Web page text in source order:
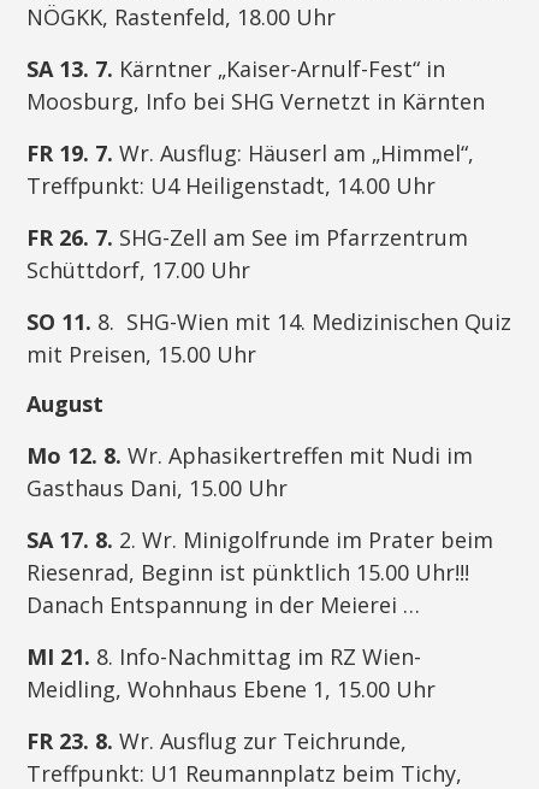
NÖGKK, Rastenfeld, 18.00 Uhr
SA 13. 7. Kärntner „Kaiser-Arnulf-Fest“ in
Moosburg, Info bei SHG Vernetzt in Kärnten
FR 19. 7.Wr. Ausflug: Häuserl am „Himmel“,
Treffpunkt: U4 Heiligenstadt, 14.00 Uhr
FR 26. 7. SHG-Zell am See im Pfarrzentrum
Schüttdorf, 17.00 Uhr
SO 11. 8. SHG-Wien mit 14. Medizinischen Quiz
mit Preisen, 15.00 Uhr
August
Mo 12. 8.Wr. Aphasikertreffen mit Nudi im
Gasthaus Dani, 15.00 Uhr
SA 17. 8. 2. Wr. Minigolfrunde im Prater beim
Riesenrad, Beginn ist pünktlich 15.00 Uhr!!!
Danach Entspannung in der Meierei …
MI 21. 8. Info-Nachmittag im RZ Wien-
Meidling, Wohnhaus Ebene 1, 15.00 Uhr
FR 23. 8. Wr. Ausflug zur Teichrunde,
Treffpunkt: U1 Reumannplatz beim Tichy,